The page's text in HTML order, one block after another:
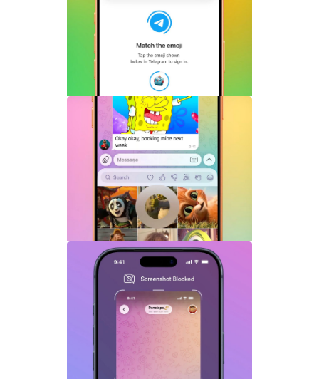
一键登录功能全面解析
Telegram机器人流式响应功能详解：AI回
复实时生成体验升级
Telegram GIF标题功能上线：动态图也能
添加文字说明与表情内容